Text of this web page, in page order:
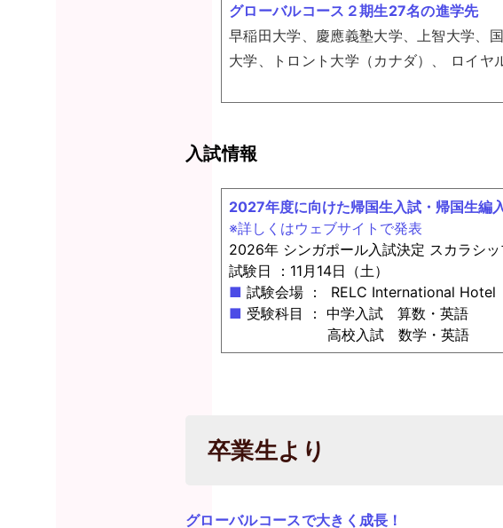
グローバルコース２期生27名の進学先
早稲田大学、慶應義塾大学、上智大学、
大学、トロント大学（カナダ）、 ロイ
入試情報
2027年度に向けた帰国生入試・帰国生編
※詳しくはウェブサイトで発表
2026年 シンガポール入試決定 スカラシ
試験日 ：11月14日（土）
■ 試験会場 ： RELC International Hotel
■ 受験科目 ： 中学入試 算数・英
高校入試 数学・英語
卒業生より
グローバルコースで大きく成長！